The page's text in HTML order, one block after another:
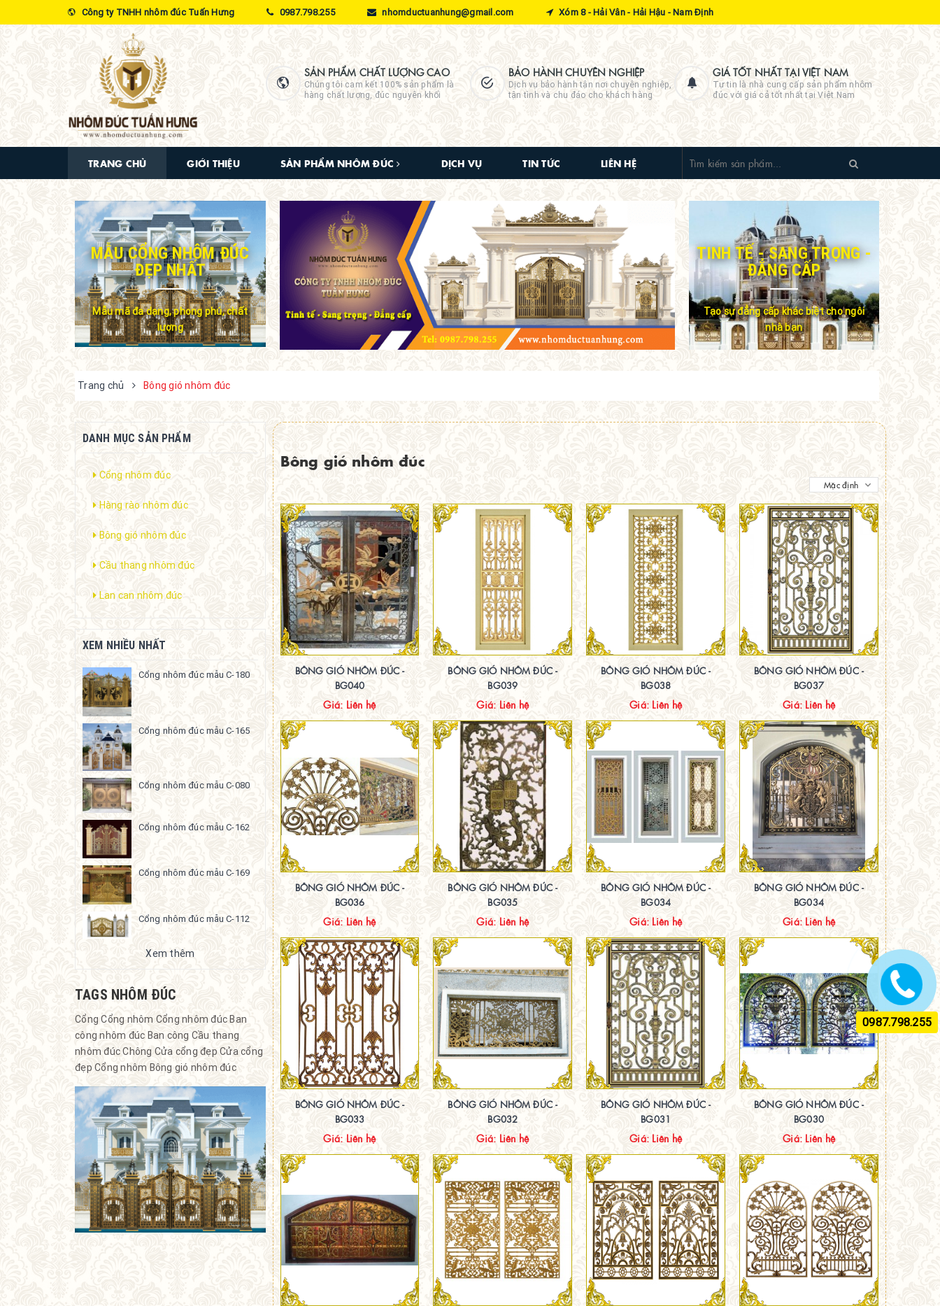
Công ty TNHH nhôm đúc Tuấn Hưng 0987.798.255 nhomductuanhung@gmail.com Xóm 8 - Hải Vân - Hải Hậu - Nam Định
SẢN PHẨM CHẤT LƯỢNG CAO
Chúng tôi cam kết 100% sản phẩm là
hàng chất lượng, đúc nguyên khối
BẢO HÀNH CHUYÊN NGHIỆP
Dịch vụ bảo hành tận nơi chuyên nghiệp,
tận tình và chu đáo cho khách hàng
GIÁ TỐT NHẤT TẠI VIỆT NAM
Tự tin là nhà cung cấp sản phẩm nhôm
đúc với giá cả tốt nhất tại Việt Nam
TRANG CHỦ GIỚI THIỆU SẢN PHẨM NHÔM ĐÚC DỊCH VỤ TIN TỨC LIÊN HỆ
MẪU CỔNG NHÔM ĐÚC
ĐẸP NHẤT
Mẫu mã đa dạng, phong phú, chất
lượng
TINH TẾ - SANG TRỌNG -
ĐẲNG CẤP
Tạo sự đẳng cấp khác biệt cho ngôi
nhà bạn
Trang chủ Bông gió nhôm đúc
Bông gió nhôm đúc
BÔNG GIÓ NHÔM ĐÚC -
BG040
Giá: Liên hệ
BÔNG GIÓ NHÔM ĐÚC -
BG039
Giá: Liên hệ
BÔNG GIÓ NHÔM ĐÚC -
BG038
Giá: Liên hệ
BÔNG GIÓ NHÔM ĐÚC -
BG037
Giá: Liên hệ
BÔNG GIÓ NHÔM ĐÚC -
BG036
Giá: Liên hệ
BÔNG GIÓ NHÔM ĐÚC -
BG035
Giá: Liên hệ
BÔNG GIÓ NHÔM ĐÚC -
BG034
Giá: Liên hệ
BÔNG GIÓ NHÔM ĐÚC -
BG034
Giá: Liên hệ
BÔNG GIÓ NHÔM ĐÚC -
BG033
Giá: Liên hệ
BÔNG GIÓ NHÔM ĐÚC -
BG032
Giá: Liên hệ
BÔNG GIÓ NHÔM ĐÚC -
BG031
Giá: Liên hệ
BÔNG GIÓ NHÔM ĐÚC -
BG030
Giá: Liên hệ
DANH MỤC SẢN PHẨM
Cổng nhôm đúc
Hàng rào nhôm đúc
Bông gió nhôm đúc
Cầu thang nhôm đúc
Lan can nhôm đúc
XEM NHIỀU NHẤT
Cổng nhôm đúc mẫu C-180
Cổng nhôm đúc mẫu C-165
Cổng nhôm đúc mẫu C-080
Cổng nhôm đúc mẫu C-162
Cổng nhôm đúc mẫu C-169
Cổng nhôm đúc mẫu C-112
Xem thêm
TAGS NHÔM ĐÚC
Cổng Cổng nhôm Cổng nhôm đúc Ban
công nhôm đúc Ban công Cầu thang
nhôm đúcChông Cửa cổng đẹp Cửa cổng
đẹp Cổng nhôm Bông gió nhôm đúc
0987.798.255